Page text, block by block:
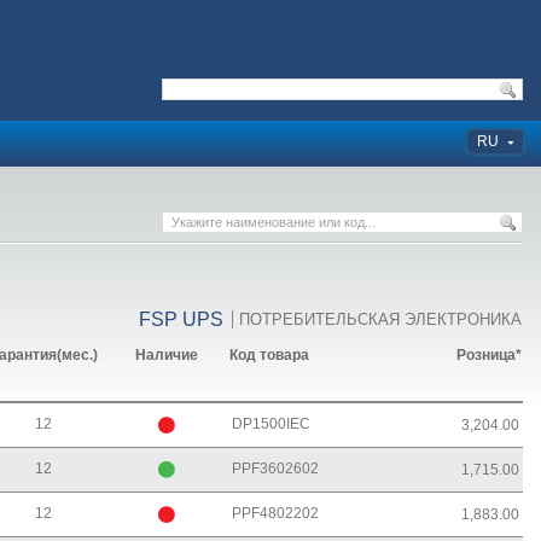
RU
ПОТРЕБИТЕЛЬСКАЯ ЭЛЕКТРОНИКА
FSP UPS
Наличие Код товара Розница*
12 DP1500IEC 3,204.00
12 PPF3602602 1,715.00
12 PPF4802202 1,883.00